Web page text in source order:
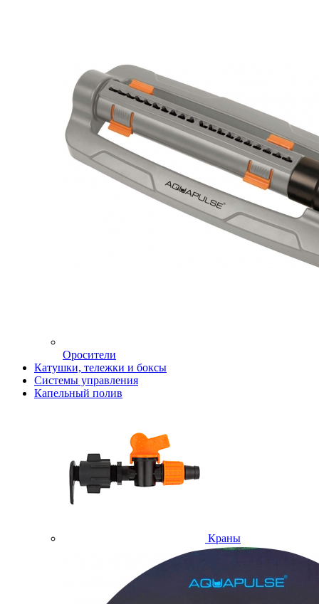
Оросители
Катушки, тележки и боксы
Системы управления
Капельный полив
Краны